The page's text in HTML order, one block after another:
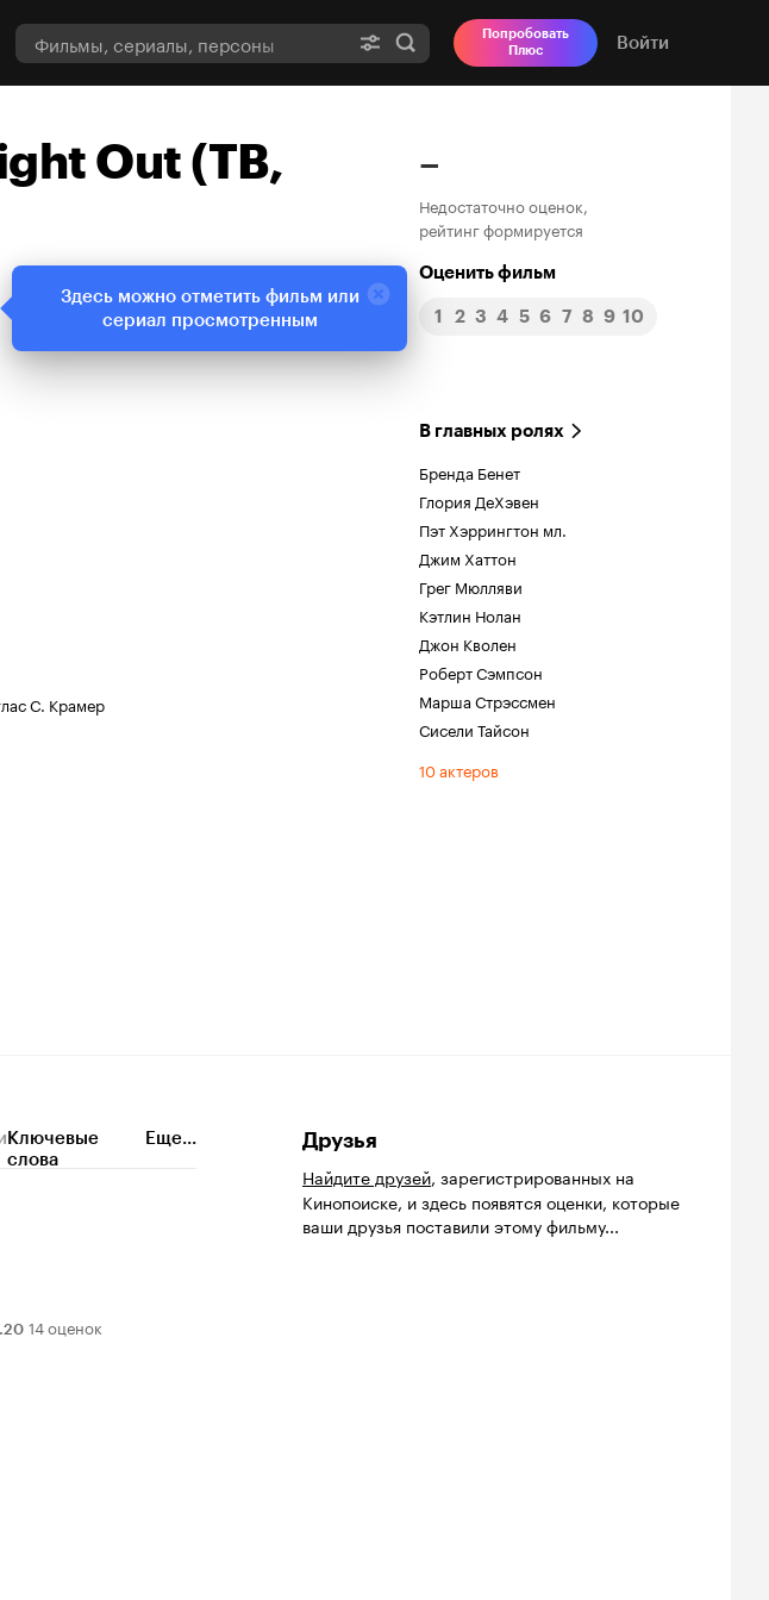
Попробовать
Плюс
Войти
Out (ТВ,
–
Недостаточно оценок,
рейтинг формируется
Оценить фильм
1 2 3 4 5 6 7 8 9 10
С. Крамер
В главных ролях
Бренда Бенет
Глория ДеХэвен
Пэт Хэррингтон мл.
Джим Хаттон
Грег Мюлляви
Кэтлин Нолан
Джон Кволен
Роберт Сэмпсон
Марша Стрэссмен
Сисели Тайсон
10 актеров
Ключевые
слова
Еще...
14 оценок
Друзья
Найдите друзей, зарегистрированных на
Кинопоиске, и здесь появятся оценки, которые
ваши друзья поставили этому фильму...
Здесь можно отметить фильм или
сериал просмотренным